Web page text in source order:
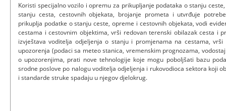
Koristi specijalno vozilo i opremu za prikupljanje podataka o stanju
stanju cesta, cestovnih objekata, brojanje prometa i utvrđuje
prikuplja podatke o stanju ceste, opreme i cestovnih objekata, vodi
cestama i cestovnim objektima, vrši redovan terenski obilazak cesta i
izvještava voditelja odjeljenja o stanju i promjenama na cestama,
upozorenja (podaci sa meteo stanica, vremenskim prognozama,
o upozorenjima, prati nove tehnologije koje mogu poboljšati bazu
srodne poslove po nalogu voditelja odjeljenja i rukovodioca sektora koji
i standarde struke spadaju u njegov djelokrug.